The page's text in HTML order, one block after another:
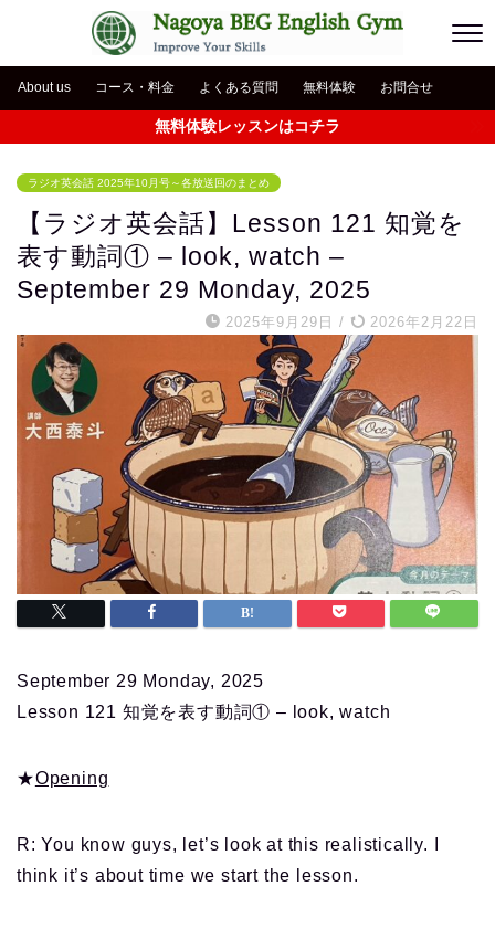
About us コース・料金 よくある質問 無料体験 お問合せ
無料体験レッスンはコチラ
ラジオ英会話 2025年10月号～各放送回のまとめ
【ラジオ英会話】Lesson 121 知覚を
表す動詞① – look, watch –
September 29 Monday, 2025
2025年9月29日 / 2026年2月22日
September 29 Monday, 2025
Lesson 121 知覚を表す動詞① – look, watch
★Opening
R: You know guys, let’s look at this realistically. I
think it’s about time we start the lesson.